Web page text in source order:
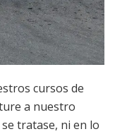
cursos de
a nuestro
tratase, ni en lo